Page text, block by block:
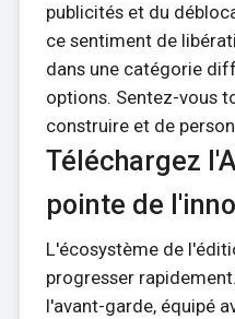
publicités et du
ce sentiment de
dans une catégorie
options. Sentez-vous
construire et de
Téléchargez
pointe de
L'écosystème de
progresser
l'avant-garde, équipé